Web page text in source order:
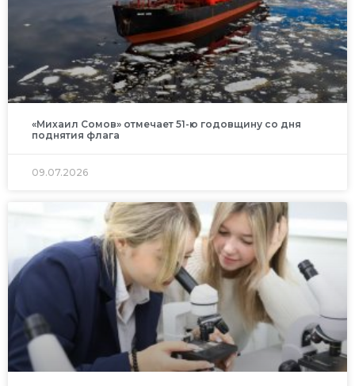
«Михаил Сомов» отмечает 51-ю годовщину со дня
поднятия флага
09.07.2026